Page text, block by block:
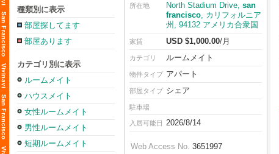
種類別に表示
部屋探してます
部屋あります
カテゴリ別に表示
ルームメイト
ハウスメイト
女性ルームメイト
男性ルームメイト
短期ルームメイト
所在地 North Stadium Drive, san
francisco, カリフォルニア
州, 94132 アメリカ合衆国
家賃 USD $1,000.00/月
カテゴリ ルームメイト
物件タイプ アパート
部屋タイプ シェア
駐車場
入居可能日 2026/8/14
Web Access No. 3651997